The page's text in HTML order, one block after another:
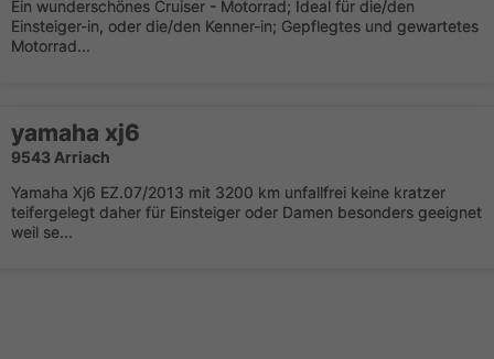
Ein wunderschönes Cruiser - Motorrad; Ideal für die/den
Einsteiger-in, oder die/den Kenner-in; Gepflegtes und gewartetes
Motorrad...
yamaha xj6
9543 Arriach
Yamaha Xj6 EZ.07/2013 mit 3200 km unfallfrei keine kratzer
teifergelegt daher für Einsteiger oder Damen besonders geeignet
weil se...